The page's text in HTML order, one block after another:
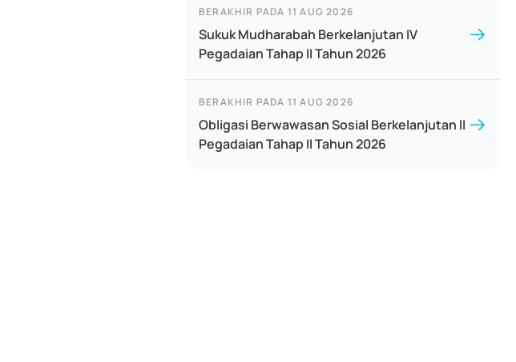
BERAKHIR PADA 11 AUG 2026
Sukuk Mudharabah Berkelanjutan IV
Pegadaian Tahap II Tahun 2026
BERAKHIR PADA 11 AUG 2026
Obligasi Berwawasan Sosial Berkelanjutan II
Pegadaian Tahap II Tahun 2026